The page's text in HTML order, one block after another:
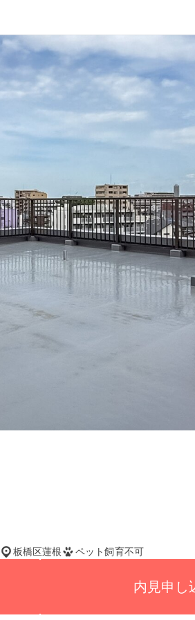
板橋区蓮根 ペット飼育不可
内見申し